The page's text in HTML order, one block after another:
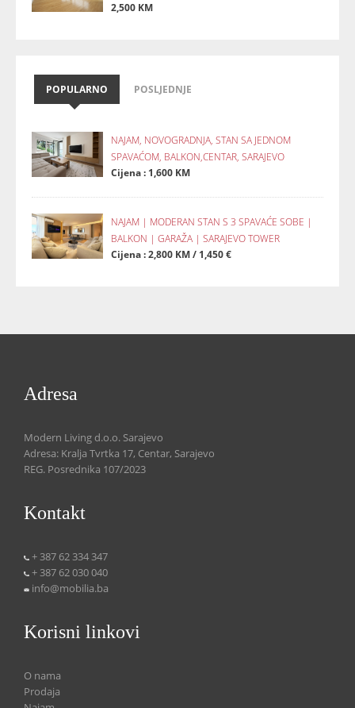
2,500 KM
POPULARNO POSLJEDNJE
NAJAM, NOVOGRADNJA, STAN SA JEDNOM
SPAVAĆOM, BALKON,CENTAR, SARAJEVO
Cijena : 1,600 KM
NAJAM | MODERAN STAN S 3 SPAVAĆE SOBE |
BALKON | GARAŽA | SARAJEVO TOWER
Cijena : 2,800 KM / 1,450 €
Adresa
Modern Living d.o.o. Sarajevo
Adresa: Kralja Tvrtka 17, Centar, Sarajevo
REG. Posrednika 107/2023
Kontakt
+ 387 62 334 347
+ 387 62 030 040
info@mobilia.ba
Korisni linkovi
O nama
Prodaja